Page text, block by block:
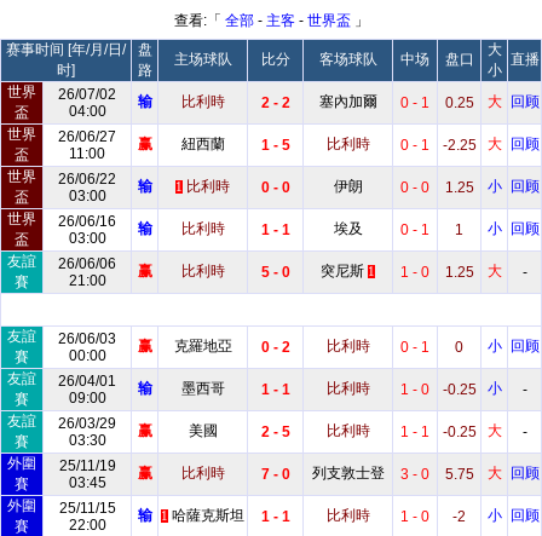
查看:「 全部- 主客- 世界盃 」
赛事时间 [年/月/日/
时]
盘
路
主场球队 比分 客场球队 中场 盘口
大
小
直播
世界
盃
26/07/02
04:00
输 比利時 2 - 2 塞內加爾 0 - 1 0.25 大
回顾
世界
盃
26/06/27
11:00
赢 紐西蘭 1 - 5 比利時 0 - 1 -2.25 大
回顾
世界
盃
26/06/22
03:00
输 1 比利時 0 - 0 伊朗 0 - 0 1.25 小
回顾
世界
盃
26/06/16
03:00
输 比利時 1 - 1 埃及 0 - 1 1 小
回顾
友誼
賽
26/06/06
21:00
赢 比利時 5 - 0 突尼斯 1 1 - 0 1.25 大 -
友誼
賽
26/06/03
00:00
赢 克羅地亞 0 - 2 比利時 0 - 1 0 小
回顾
友誼
賽
26/04/01
09:00
输 墨西哥 1 - 1 比利時 1 - 0 -0.25 小
-
友誼
賽
26/03/29
03:30
赢 美國 2 - 5 比利時 1 - 1 -0.25 大
-
外圍
賽
25/11/19
03:45
赢 比利時 7 - 0 列支敦士登 3 - 0 5.75 大
回顾
外圍
賽
25/11/15
22:00
输 1 哈薩克斯坦 1 - 1 比利時 1 - 0 -2 小 回顾